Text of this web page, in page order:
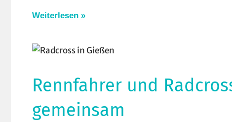
Weiterlesen
Rennfahrer und
gemeinsam